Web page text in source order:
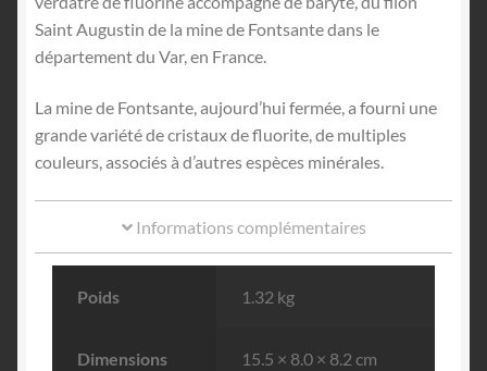
Saint Augustin de la mine de Fontsante dans le
département du Var, en France.
La mine de Fontsante, aujourd’hui fermée, a fourni une
grande variété de cristaux de fluorite, de multiples
couleurs, associés à d’autres espèces minérales.
Informations complémentaires
Poids 1.32 kg
Dimensions 15.5 × 8.0 × 8.2 cm